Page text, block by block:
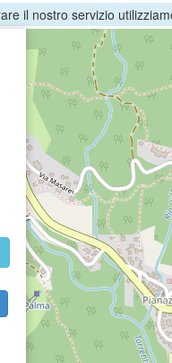
il nostro servizio